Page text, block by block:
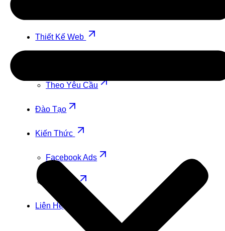
Thiết Kế Web
Theo Yêu Cầu
Đào Tạo
Kiến Thức
Facebook Ads
Zalo Ads
Liên Hệ